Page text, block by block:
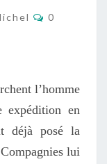
0
l’homme
expédition en
déjà posé la
lui